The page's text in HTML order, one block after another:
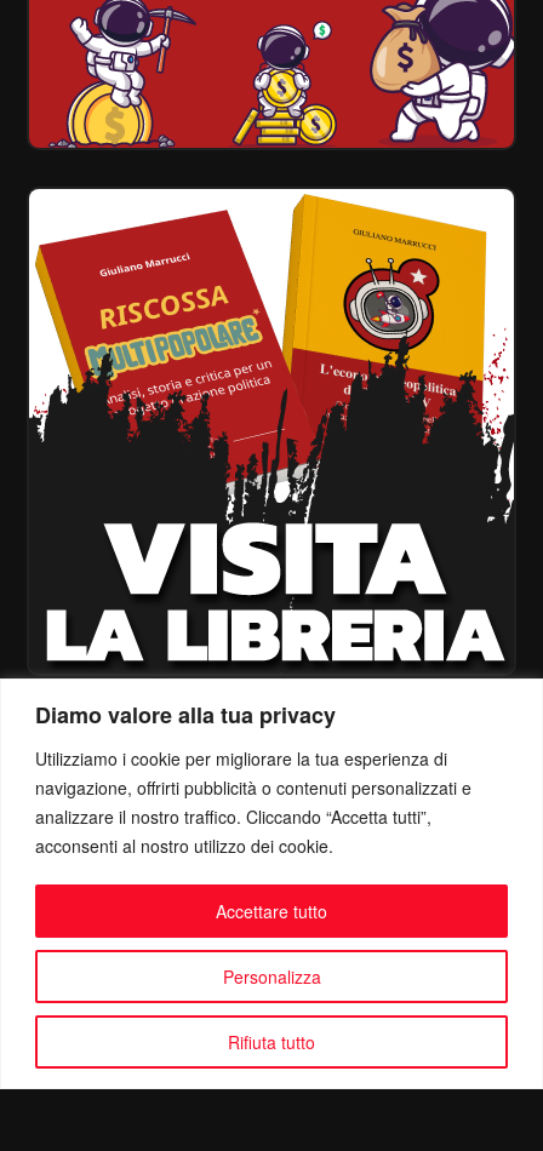
Diamo valore alla tua privacy
Utilizziamo i cookie per migliorare la tua esperienza di
navigazione, offrirti pubblicità o contenuti personalizzati e
analizzare il nostro traffico. Cliccando “Accetta tutti”,
acconsenti al nostro utilizzo dei cookie.
Personalizza
Rifiuta tutto
Accettare tutto